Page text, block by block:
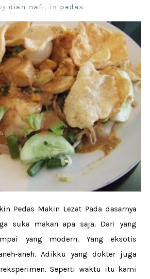
dian nafi , in pedas
Pedas Makin Lezat Pada dasarnya
suka makan apa saja. Dari yang
yang modern. Yang eksotis
aneh. Adikku yang dokter juga
Seperti waktu itu kami